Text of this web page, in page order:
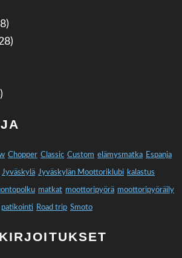
Chopper Classic Custom elämysmatka Espanja
Jyväskylä Jyväskylän Moottoriklubi kalastus
matkat moottoripyörä moottoripyöräily
patikointi Road trip Smoto